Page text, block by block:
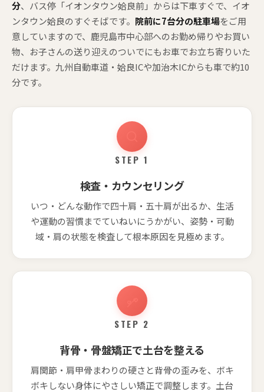
分、バス停「イオンタウン姶良前」からは下車すぐで、イオ
ンタウン姶良のすぐそばです。 院前に7台分の駐車場をご用
意していますので、鹿児島市中心部へのお勤め帰りやお買い
物、お子さんの送り迎えのついでにもお車でお立ち寄りいた
だけます。九州自動車道・姶良ICや加治木ICからも車で約10
分です。
STEP 1
検査・カウンセリング
いつ・どんな動作で四十肩・五十肩が出るか、生活
や運動の習慣までていねいにうかがい、姿勢・可動
域・肩の状態を検査して根本原因を見極めます。
STEP 2
背骨・骨盤矯正で土台を整える
肩関節・肩甲骨まわりの硬さと背骨の歪みを、ボキ
ボキしない身体にやさしい矯正で調整します。土台